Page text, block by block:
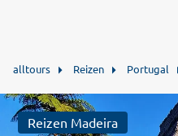
alltours Reizen Portugal
Reizen Madeira